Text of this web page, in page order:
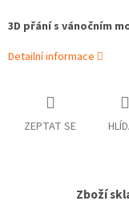
3D přání s vánočním
Detailní informace
ZEPTAT SE
Zboží